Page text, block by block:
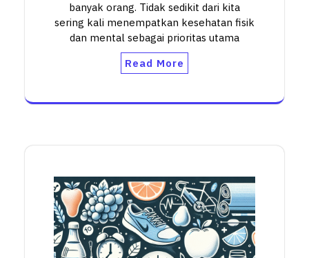
banyak orang. Tidak sedikit dari kita
sering kali menempatkan kesehatan fisik
dan mental sebagai prioritas utama
Read More